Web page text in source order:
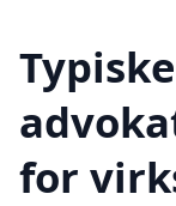
for